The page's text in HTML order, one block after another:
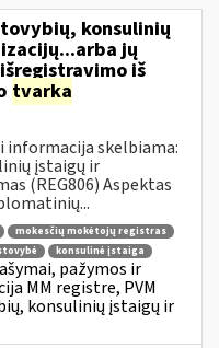
konsulinių
jų
iš
tvarka
informacija skelbiama:
įstaigų ir
(REG806) Aspektas
mokesčių mokėtojų registras
konsulinė įstaiga
pažymos ir
MM registre, PVM
konsulinių įstaigų ir